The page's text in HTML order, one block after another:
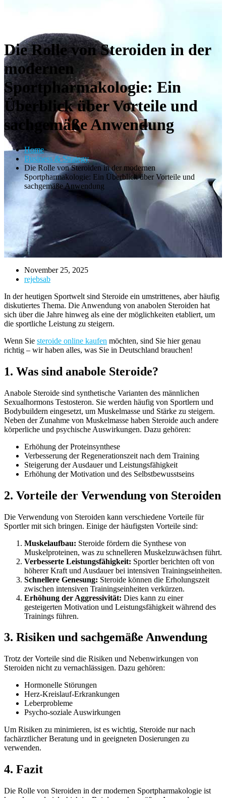
Die Rolle von Steroiden in der
modernen
Sportpharmakologie: Ein
Überblick über Vorteile und
sachgemäße Anwendung
Home
Business & Strategy
Die Rolle von Steroiden in der modernen
Sportpharmakologie: Ein Überblick über Vorteile und
sachgemäße Anwendung
November 25, 2025
rejebsab
In der heutigen Sportwelt sind Steroide ein umstrittenes, aber häufig
diskutiertes Thema. Die Anwendung von anabolen Steroiden hat
sich über die Jahre hinweg als eine der möglichkeiten etabliert, um
die sportliche Leistung zu steigern.
Wenn Sie steroide online kaufen möchten, sind Sie hier genau
richtig – wir haben alles, was Sie in Deutschland brauchen!
1. Was sind anabole Steroide?
Anabole Steroide sind synthetische Varianten des männlichen
Sexualhormons Testosteron. Sie werden häufig von Sportlern und
Bodybuildern eingesetzt, um Muskelmasse und Stärke zu steigern.
Neben der Zunahme von Muskelmasse haben Steroide auch andere
körperliche und psychische Auswirkungen. Dazu gehören:
Erhöhung der Proteinsynthese
Verbesserung der Regenerationszeit nach dem Training
Steigerung der Ausdauer und Leistungsfähigkeit
Erhöhung der Motivation und des Selbstbewusstseins
2. Vorteile der Verwendung von Steroiden
Die Verwendung von Steroiden kann verschiedene Vorteile für
Sportler mit sich bringen. Einige der häufigsten Vorteile sind:
Muskelaufbau: Steroide fördern die Synthese von
Muskelproteinen, was zu schnelleren Muskelzuwächsen führt.
Verbesserte Leistungsfähigkeit: Sportler berichten oft von
höherer Kraft und Ausdauer bei intensiven Trainingseinheiten.
Schnellere Genesung: Steroide können die Erholungszeit
zwischen intensiven Trainingseinheiten verkürzen.
Erhöhung der Aggressivität: Dies kann zu einer
gesteigerten Motivation und Leistungsfähigkeit während des
Trainings führen.
3. Risiken und sachgemäße Anwendung
Trotz der Vorteile sind die Risiken und Nebenwirkungen von
Steroiden nicht zu vernachlässigen. Dazu gehören:
Hormonelle Störungen
Herz-Kreislauf-Erkrankungen
Leberprobleme
Psycho-soziale Auswirkungen
Um Risiken zu minimieren, ist es wichtig, Steroide nur nach
fachärztlicher Beratung und in geeigneten Dosierungen zu
verwenden.
4. Fazit
Die Rolle von Steroiden in der modernen Sportpharmakologie ist